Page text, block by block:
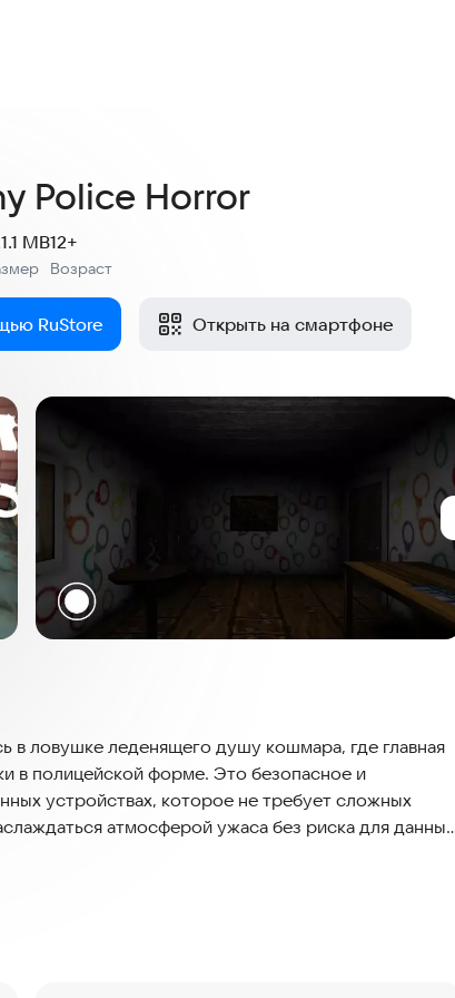
Police Horror
MB
Возраст
12+
RuStore Открыть на смартфоне
в ловушке леденящего душу кошмара, где главная
в полицейской форме. Это безопасное и
устройствах, которое не требует сложных
атмосферой ужаса без риска для данных
перемещаться по жутким коридорам и